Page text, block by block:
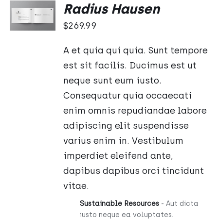
DO
KOSZYKA
/
Radius Hausen
$269.99
A et quia qui quia. Sunt tempore
est sit facilis. Ducimus est ut
neque sunt eum iusto.
Consequatur quia occaecati
enim omnis repudiandae labore
adipiscing elit suspendisse
varius enim in. Vestibulum
imperdiet eleifend ante,
dapibus dapibus orci tincidunt
vitae.
Sustainable Resources- Aut dicta
iusto neque ea voluptates.